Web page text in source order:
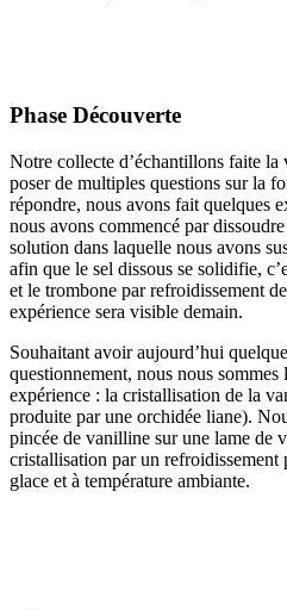
Phase Découverte
Notre collecte d’échantillons faite la
poser de multiples questions sur la
répondre, nous avons fait quelques
nous avons commencé par
solution dans laquelle nous avons
afin que le sel dissous se solidifie,
et le trombone par refroidissement
expérience sera visible demain.
Souhaitant avoir aujourd’hui
questionnement, nous nous sommes
expérience : la cristallisation de la
produite par une orchidée liane).
pincée de vanilline sur une lame de
cristallisation par un refroidissement
glace et à température ambiante.